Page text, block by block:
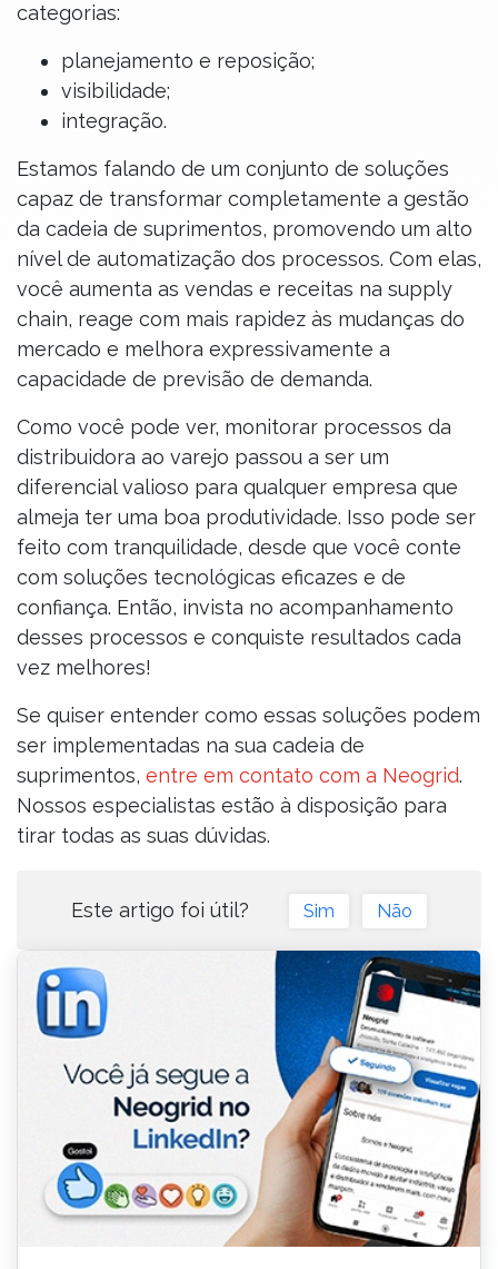
categorias:
planejamento e reposição;
visibilidade;
integração.
Estamos falando de um conjunto de soluções
capaz de transformar completamente a gestão
da cadeia de suprimentos, promovendo um alto
nível de automatização dos processos. Com elas,
você aumenta as vendas e receitas na supply
chain, reage com mais rapidez às mudanças do
mercado e melhora expressivamente a
capacidade de previsão de demanda.
Como você pode ver, monitorar processos da
distribuidora ao varejo passou a ser um
diferencial valioso para qualquer empresa que
almeja ter uma boa produtividade. Isso pode ser
feito com tranquilidade, desde que você conte
com soluções tecnológicas eficazes e de
confiança. Então, invista no acompanhamento
desses processos e conquiste resultados cada
vez melhores!
Se quiser entender como essas soluções podem
ser implementadas na sua cadeia de
suprimentos, entre em contato com a Neogrid.
Nossos especialistas estão à disposição para
tirar todas as suas dúvidas.
Este artigo foi útil? Sim Não